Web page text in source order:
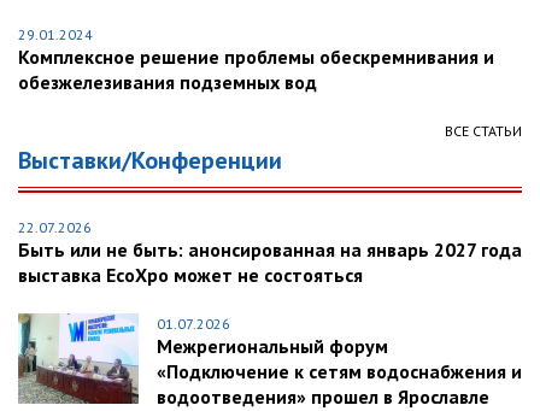
29.01.2024
Комплексное решение проблемы обескремнивания и
обезжелезивания подземных вод
ВСЕ СТАТЬИ
Выставки/Конференции
22.07.2026
Быть или не быть: анонсированная на январь 2027 года
выставка EcoXpo может не состояться
01.07.2026
Межрегиональный форум
«Подключение к сетям водоснабжения и
водоотведения» прошел в Ярославле